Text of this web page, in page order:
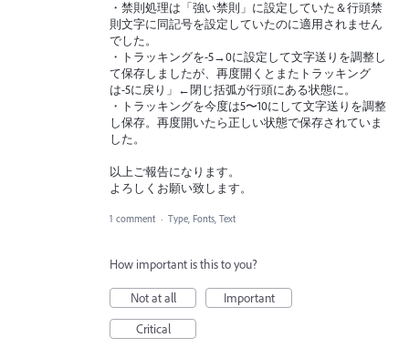
・禁則処理は「強い禁則」に設定していた＆行頭禁
則文字に同記号を設定していたのに適用されません
でした。
・トラッキングを-5→0に設定して文字送りを調整し
て保存しましたが、再度開くとまたトラッキング
は-5に戻り」←閉じ括弧が行頭にある状態に。
・トラッキングを今度は5〜10にして文字送りを調整
し保存。再度開いたら正しい状態で保存されていま
した。
以上ご報告になります。
よろしくお願い致します。
1 comment · Type, Fonts, Text
How important is this to you?
Not at all
Important
Critical